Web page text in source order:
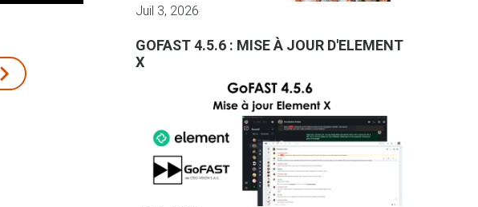
Juil 3, 2026
GOFAST 4.5.6 : MISE À JOUR D'ELEMENT
X